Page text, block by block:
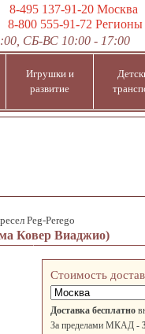
8-495 137-91-20Москва
8-800 555-91-72 Регионы
СБ-ВС 10:00 - 17:00
Игрушки и
развитие
Peg-Perego
Ковер Виаджио)
Стоимость
Доставка бесплатно
За пределами МКАД -